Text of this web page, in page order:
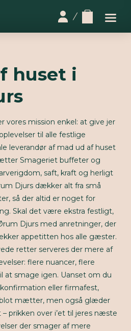
huset i
vores mission enkel: at give jer
til alle festlige
leverandør af mad ud af huset
Smageriet buffeter og
saft, kraft og herligt
Djurs dækker alt fra små
så der altid er noget for
Skal det være ekstra festligt,
Djurs med anretninger, der
appetitten hos alle gæster.
retter serveres der mere af
flere nuancer, flere
at smage igen. Uanset om du
eller firmafest,
blot mætter, men også glæder
prikken over i’et til jeres næste
der smager af mere